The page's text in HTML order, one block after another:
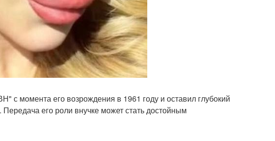
с момента его возрождения в 1961 году и оставил глубокий
его роли внучке может стать достойным